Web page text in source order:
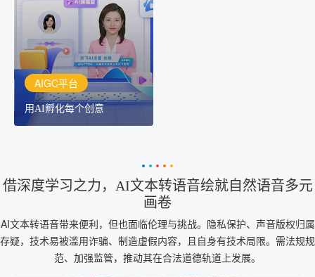
AIGC平台
用AI孵化每个创意
讯飞AIGC平台：让每个创
作者都拥有自己的专注AI
创作助手
借深度学习之力，AI文本转语音绘就自然语音多元
画卷
AI文本转语音带来便利，但也面临伦理与挑战。隐私保护、声音版权归属
存疑，技术易被滥用诈骗、制造虚假内容，且自身有技术局限。需法规规
范、加强监管，推动其在合法道德轨道上发展。